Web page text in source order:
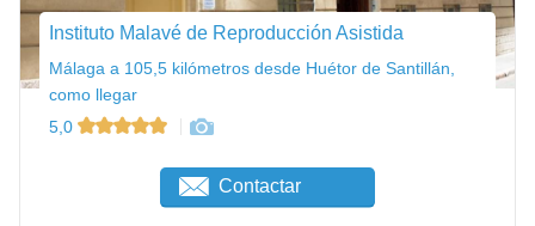
Instituto Malavé de Reproducción Asistida
Málaga a 105,5 kilómetros desde Huétor de Santillán,
como llegar
5,0
Contactar